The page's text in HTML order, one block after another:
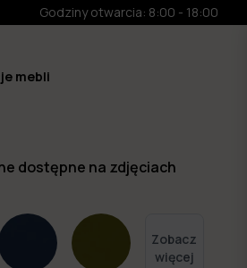
Godziny otwarcia: 8:00 - 18:00
mebli
dostępne na zdjęciach
Zobacz
więcej